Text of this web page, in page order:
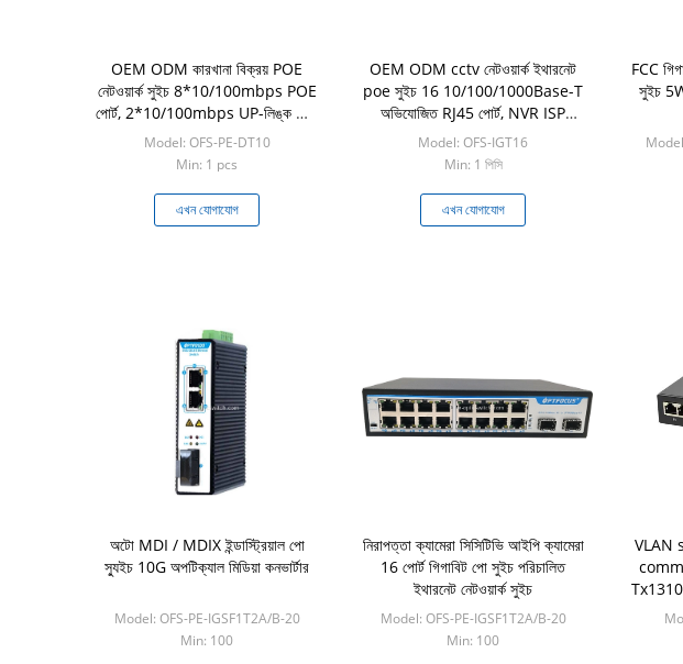
OEM ODM কারখানা বিক্রয় POE
নেটওয়ার্ক সুইচ 8*10/100mbps POE
পোর্ট, 2*10/100mbps UP-লিঙ্ক পোর্ট
NVR ISP FTTH CCTV IP ক্যামেরার
জন্য
Model: OFS-PE-DT10
Min: 1 pcs
এখন যোগাযোগ
OEM ODM cctv নেটওয়ার্ক ইথারনেট
poe সুইচ 16 10/100/1000Base-T
অভিযোজিত RJ45 পোর্ট, NVR ISP
FTTH-এর জন্য শিল্প গ্রেড
Model: OFS-IGT16
Min: 1 পিসি
এখন যোগাযোগ
FCC
সুইচ
অটো MDI / MDIX ইন্ডাস্ট্রিয়াল পো
স্যুইচ 10G অপটিক্যাল মিডিয়া কনভার্টার
Model: OFS-PE-IGSF1T2A/B-20
Min: 100
নিরাপত্তা ক্যামেরা সিসিটিভি আইপি ক্যামেরা
16 পোর্ট গিগাবিট পো সুইচ পরিচালিত
ইথারনেট নেটওয়ার্ক সুইচ
Model: OFS-PE-IGSF1T2A/B-20
Min: 100
VLAN